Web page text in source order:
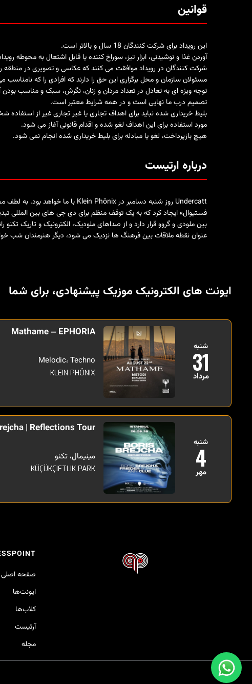
قوانین
این رویداد برای شرکت کنندگان 18 سال و بالاتر است.
آوردن غذا و نوشیدنی، ابزار تیز، سوراخ کننده یا قابل اشتعال به محوطه
شرکت کنندگان در رویداد موافقت می کنند که عکاسی و تصویری در منطقه
مسئولان سازمان و محل برگزاری این حق را دارند که افرادی را که
توجه ویژه ای به تعادل در تعداد مردان و زنان، نگرش، سبک و مناسب
تصمیم درب ما نهایی است و در همه شرایط معتبر است.
بلیط خریداری شده نباید برای اهداف تجاری یا غیر تجاری غیر از
مورد استفاده برای این اهداف لغو شده و اقدام قانونی آغاز می شود.
هیچ بازپرداخت، لغو یا مبادله برای بلیط خریداری شده انجام نمی شود.
درباره ارتیست
عنوان نقطه ملاقات بین فرهنگ ها نزدیک می شود، دیگر هنرمندان شب
ایونت های الکترونیک موزیک پیشنهادی، برای شما
شنبه
31
مرداد
Mathame – EPHORIA
Melodic، Techno
KLEIN PHÖNIX
شنبه
4
مهر
| Reflections Tour
مینیمال، تکنو
KÜÇÜKÇIFTLIK PARK
صفحه اصلی
ایونت‌ها
کلاب‌ها
آرتیست
مجله